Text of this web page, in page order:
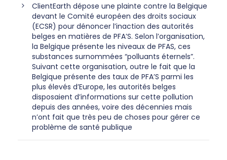
ClientEarth dépose une plainte contre la Belgique
devant le Comité européen des droits sociaux
(ECSR) pour dénoncer l’inaction des autorités
belges en matières de PFA’S. Selon l’organisation,
la Belgique présente les niveaux de PFAS, ces
substances surnommées “polluants éternels”.
Suivant cette organisation, outre le fait que la
Belgique présente des taux de PFA’S parmi les
plus élevés d’Europe, les autorités belges
disposaient d’informations sur cette pollution
depuis des années, voire des décennies mais
n’ont fait que très peu de choses pour gérer ce
problème de santé publique